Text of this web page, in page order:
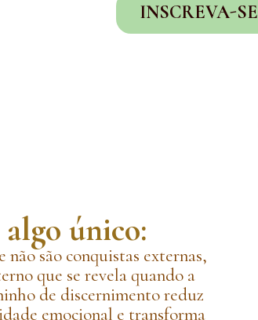
INSCREVA-SE
único:
não são conquistas externas,
que se revela quando a
de discernimento reduz
emocional e transforma